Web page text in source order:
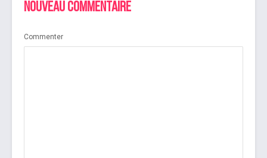
Nouveau commentaire
Commenter